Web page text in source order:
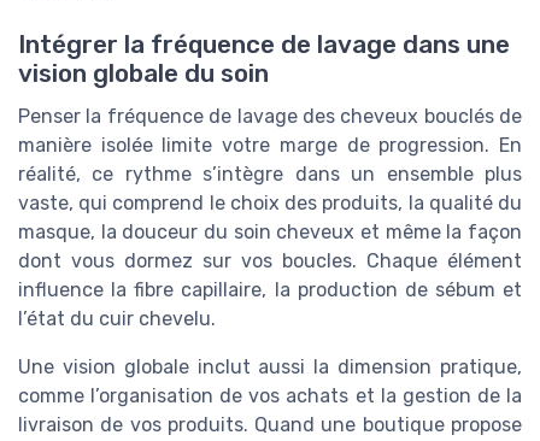
Intégrer la fréquence de lavage dans une
vision globale du soin
Penser la fréquence de lavage des cheveux bouclés de
manière isolée limite votre marge de progression. En
réalité, ce rythme s’intègre dans un ensemble plus
vaste, qui comprend le choix des produits, la qualité du
masque, la douceur du soin cheveux et même la façon
dont vous dormez sur vos boucles. Chaque élément
influence la fibre capillaire, la production de sébum et
l’état du cuir chevelu.
Une vision globale inclut aussi la dimension pratique,
comme l’organisation de vos achats et la gestion de la
livraison de vos produits. Quand une boutique propose